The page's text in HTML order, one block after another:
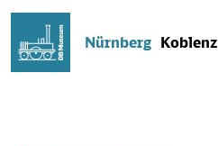
Nürnberg Koblenz